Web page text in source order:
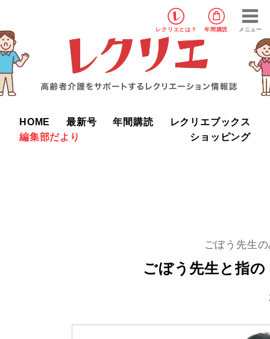
レクリエ とは？ 年間購読 メニュー
HOME 最新号 年間購読
レクリエブックス
編集部だより
ショッピング
ごぼう先生
ごぼう先生と指